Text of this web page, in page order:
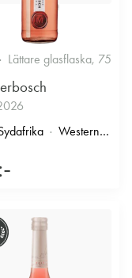
Fruktigt & Smakrikt
Lättare glasflaska, 750ml
Western Cape